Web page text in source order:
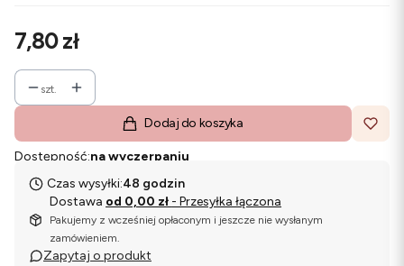
Cena
7,80 zł
szt.
Dodaj do koszyka
Dostępność:na wyczerpaniu
Czas wysyłki:48 godzin
Dostawa od 0,00 zł - Przesyłka łączona
Pakujemy z wcześniej opłaconym i jeszcze nie wysłanym
zamówieniem.
Zapytaj o produkt